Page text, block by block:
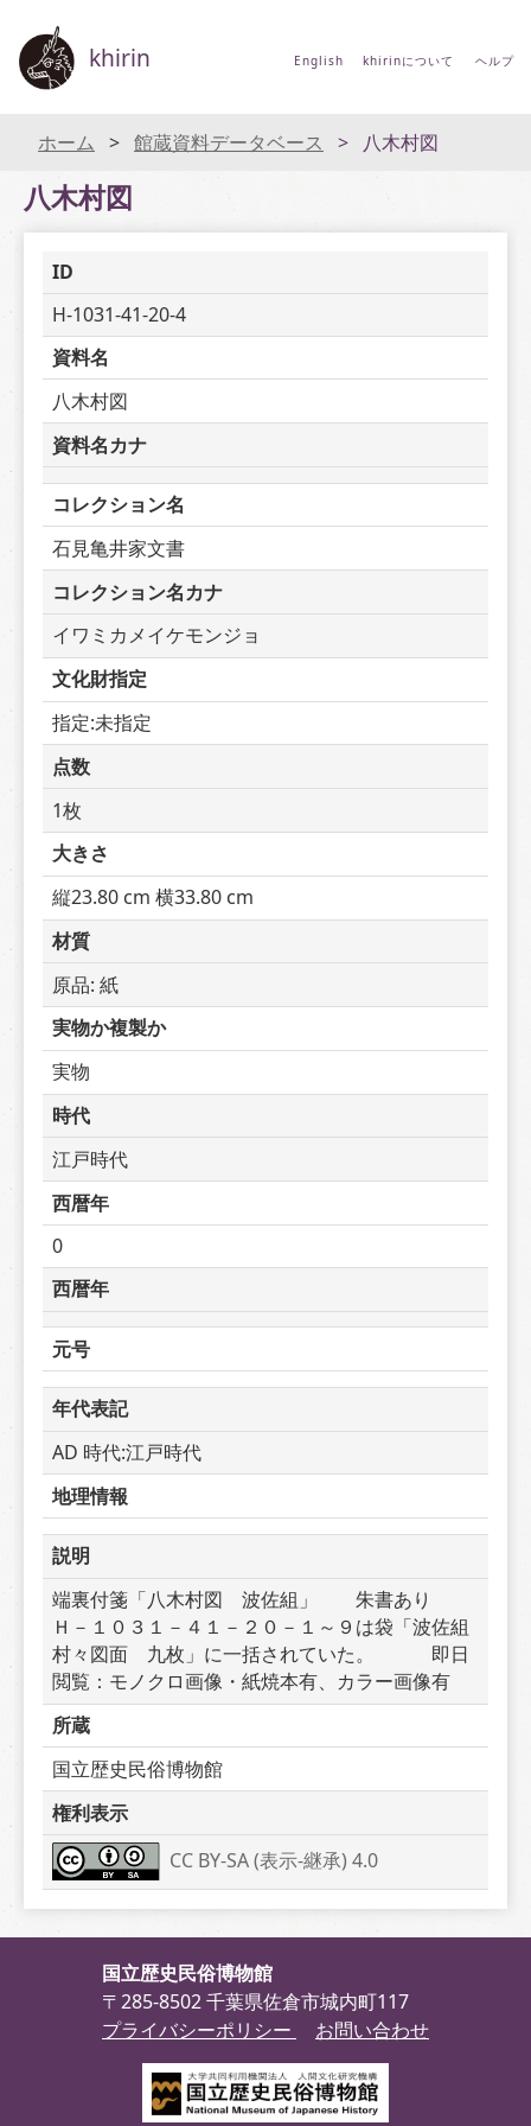
khirin English khirinについて ヘルプ
ホーム 館蔵資料データベース 八木村図
八木村図
ID
H-1031-41-20-4
資料名
八木村図
資料名カナ
コレクション名
石見亀井家文書
コレクション名カナ
イワミカメイケモンジョ
文化財指定
指定:未指定
点数
1枚
大きさ
縦23.80 cm 横33.80 cm
材質
原品: 紙
実物か複製か
実物
時代
江戸時代
西暦年
0
西暦年
元号
年代表記
AD 時代:江戸時代
地理情報
説明
端裏付箋「八木村図　波佐組」　　朱書あり
Ｈ－１０３１－４１－２０－１～９は袋「波佐組
村々図面　九枚」に一括されていた。　　　即日
閲覧：モノクロ画像・紙焼本有、カラー画像有
所蔵
国立歴史民俗博物館
権利表示
CC BY-SA (表示-継承) 4.0
国立歴史民俗博物館
〒285-8502 千葉県佐倉市城内町117
プライバシーポリシー
お問い合わせ